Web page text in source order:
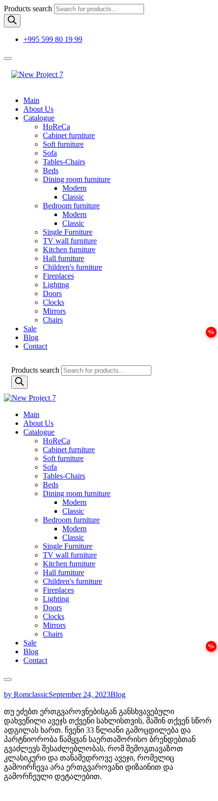
Products search
+995 599 80 19 99
Main
About Us
Catalogue
HoReCa
Cabinet furniture
Soft furniture
Sofa
Tables-Chairs
Beds
Dining room furniture
Modern
Classic
Bedroom furniture
Modern
Classic
Single Furniture
TV wall furniture
Kitchen furniture
Hall furniture
Children's furniture
Fireplaces
Lighting
Doors
Clocks
Mirrors
Chairs
Sale
Blog
Contact
Products search
Main
About Us
Catalogue
HoReCa
Cabinet furniture
Soft furniture
Sofa
Tables-Chairs
Beds
Dining room furniture
Modern
Classic
Bedroom furniture
Modern
Classic
Single Furniture
TV wall furniture
Kitchen furniture
Hall furniture
Children's furniture
Fireplaces
Lighting
Doors
Clocks
Mirrors
Chairs
Sale
Blog
Contact
by RomclassicSeptember 24, 2023Blog
თუ ეძებთ ერთგვაროვნებისგან განსხვავებული
დახვეწილი ავეჯს თქვენი სახლისთვის, მაშინ თქვენ სწორ
ადგილას ხართ. ჩვენი 33 წლიანი გამოცდილება და
პარტნიორობა წამყვან საერთაშორისო ბრენდებთან
გვაძლევს შესაძლებლობას, რომ შემოგთავაზოთ
კლასიკური და თანამედროვე ავეჯი, რომელიც
გამოირჩევა არა ერთგვაროვანი დიზაინით და
გამორჩეული დეტალებით.